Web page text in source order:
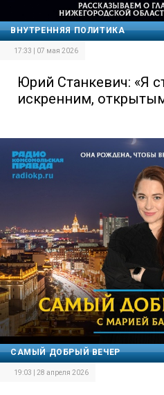
ВНУТРЕННЯЯ ПОЛИТИКA
17:33 | 07 мая 2026
Юрий Станкевич: «Я
искренним,
САМЫЙ ДОБРЫЙ ВЕЧЕР
19:03 | 28 апреля 2026